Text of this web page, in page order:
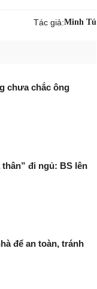
Tác giả:Minh Tú
chưa chắc ông
đi ngủ: BS lên
để an toàn, tránh